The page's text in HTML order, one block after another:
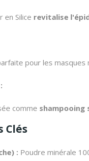
en Silice revitalise
pour les
comme shampooing
Clés
: Poudre minérale